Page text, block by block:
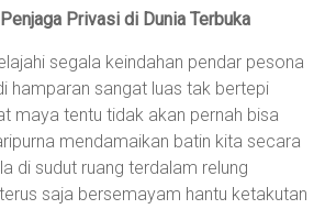
Privasi di Dunia Terbuka
segala keindahan pendar pesona
hamparan sangat luas tak bertepi
maya tentu tidak akan pernah bisa
mendamaikan batin kita secara
di sudut ruang terdalam relung
saja bersemayam hantu ketakutan